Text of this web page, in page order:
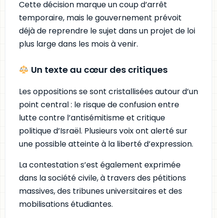
Cette décision marque un coup d’arrêt
temporaire, mais le gouvernement prévoit
déjà de reprendre le sujet dans un projet de loi
plus large dans les mois à venir.
Un texte au cœur des critiques
Les oppositions se sont cristallisées autour d’un
point central : le risque de confusion entre
lutte contre l’antisémitisme et critique
politique d’Israël. Plusieurs voix ont alerté sur
une possible atteinte à la liberté d’expression.
La contestation s’est également exprimée
dans la société civile, à travers des pétitions
massives, des tribunes universitaires et des
mobilisations étudiantes.